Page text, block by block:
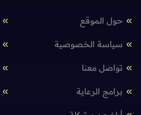
حول الموقع
سياسة الخصوصية
تواصل معنا
برامج الرعاية